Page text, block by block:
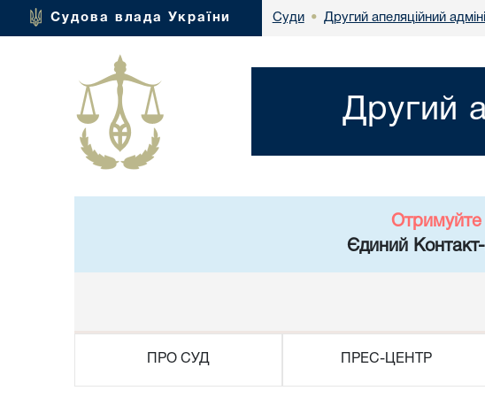
Судова влада України Суди • Другий апеляційний
Другий
Отримуйте
Єдиний
ПРО СУД ПРЕС-ЦЕНТР